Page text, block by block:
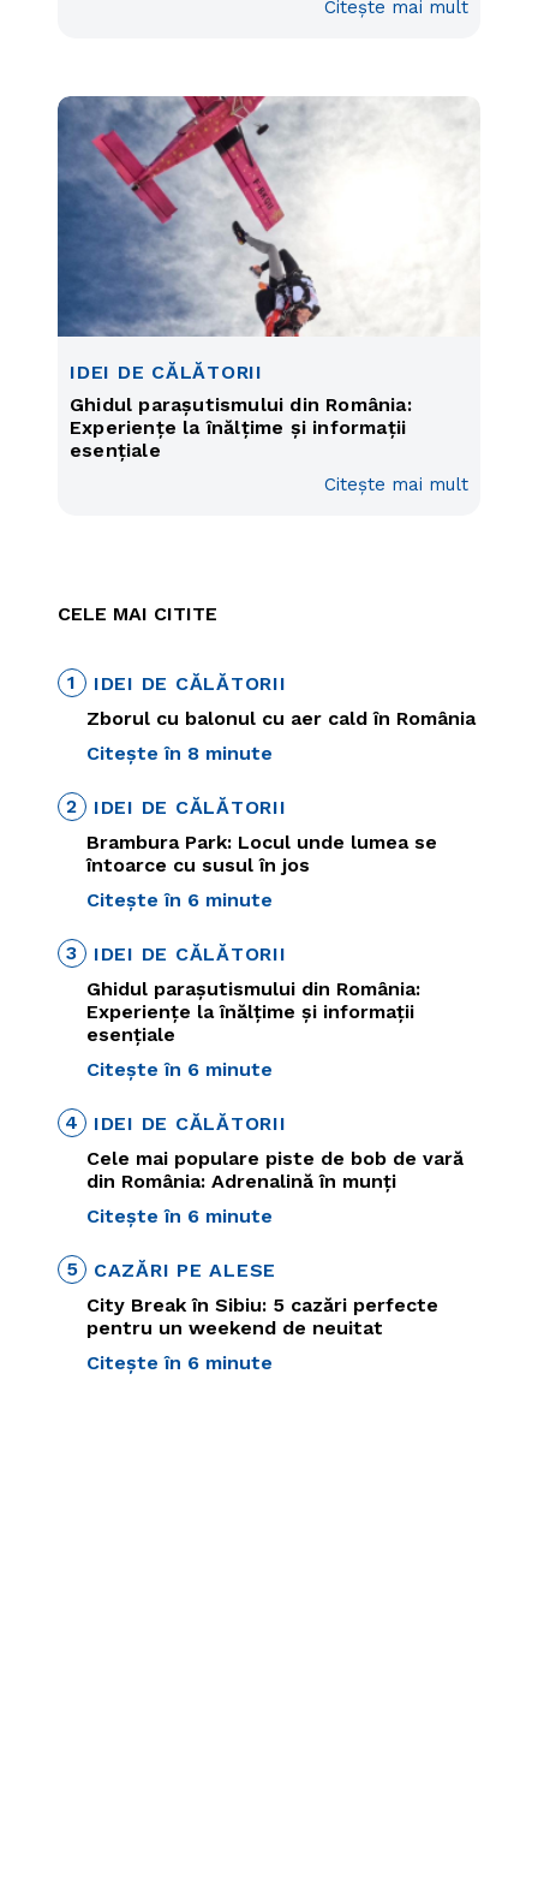
Citește mai mult
IDEI DE CĂLĂTORII
Ghidul parașutismului din România:
Experiențe la înălțime și informații
esențiale
Citește mai mult
CELE MAI CITITE
1
IDEI DE CĂLĂTORII
Zborul cu balonul cu aer cald în România
Citește în 8 minute
2
IDEI DE CĂLĂTORII
Brambura Park: Locul unde lumea se
întoarce cu susul în jos
Citește în 6 minute
3
IDEI DE CĂLĂTORII
Ghidul parașutismului din România:
Experiențe la înălțime și informații
esențiale
Citește în 6 minute
4
IDEI DE CĂLĂTORII
Cele mai populare piste de bob de vară
din România: Adrenalină în munți
Citește în 6 minute
5
CAZĂRI PE ALESE
City Break în Sibiu: 5 cazări perfecte
pentru un weekend de neuitat
Citește în 6 minute